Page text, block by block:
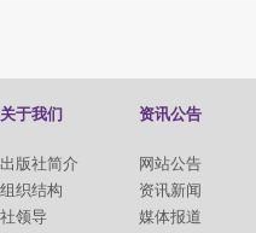
关于我们
出版社简介
组织结构
社领导
资讯公告
网站公告
资讯新闻
媒体报道